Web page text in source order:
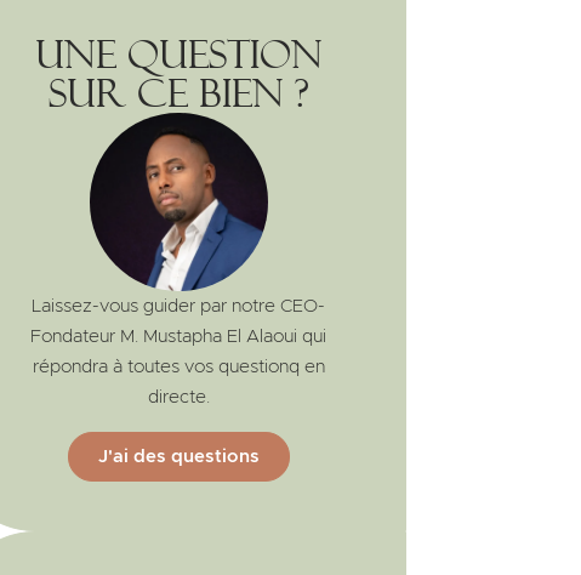
Une question
sur ce bien ?
Laissez-vous guider par notre CEO-
Fondateur M. Mustapha El Alaoui qui
répondra à toutes vos questionq en
directe.
J'ai des questions